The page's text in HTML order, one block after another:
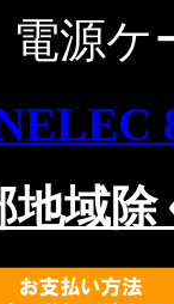
電源ケ
地域